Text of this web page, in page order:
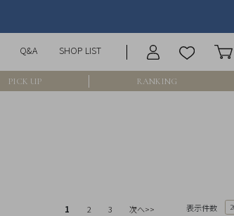
Q&A SHOP LIST
PICK UP RANKING
1 2 3 次へ>> 表示件数
在庫なし含む